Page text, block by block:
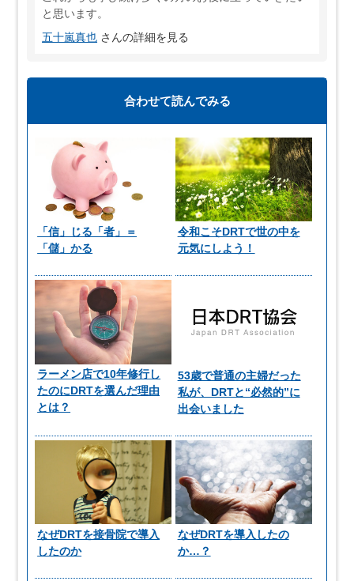
と思います。
五十嵐真也 さんの詳細を見る
合わせて読んでみる
「信」じる「者」＝
「儲」かる
令和こそDRTで世の中を
元気にしよう！
ラーメン店で10年修行し
たのにDRTを選んだ理由
とは？
53歳で普通の主婦だった
私が、DRTと“必然的”に
出会いました
なぜDRTを接骨院で導入
したのか
なぜDRTを導入したの
か…？